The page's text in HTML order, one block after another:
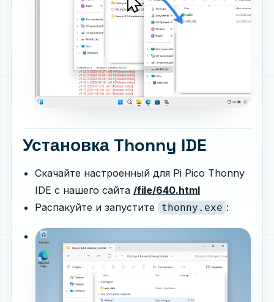
Установка Thonny IDE
Скачайте настроенный для Pi Pico Thonny
IDE с нашего сайта /file/640.html
Распакуйте и запустите
thonny.exe :